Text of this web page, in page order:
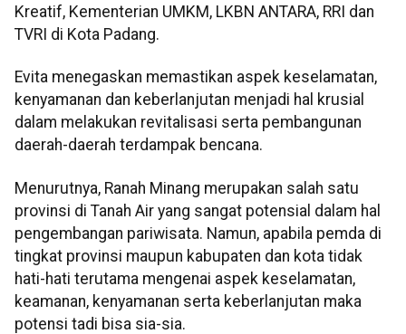
Kreatif, Kementerian UMKM, LKBN ANTARA, RRI dan
TVRI di Kota Padang.
Evita menegaskan memastikan aspek keselamatan,
kenyamanan dan keberlanjutan menjadi hal krusial
dalam melakukan revitalisasi serta pembangunan
daerah-daerah terdampak bencana.
Menurutnya, Ranah Minang merupakan salah satu
provinsi di Tanah Air yang sangat potensial dalam hal
pengembangan pariwisata. Namun, apabila pemda di
tingkat provinsi maupun kabupaten dan kota tidak
hati-hati terutama mengenai aspek keselamatan,
keamanan, kenyamanan serta keberlanjutan maka
potensi tadi bisa sia-sia.